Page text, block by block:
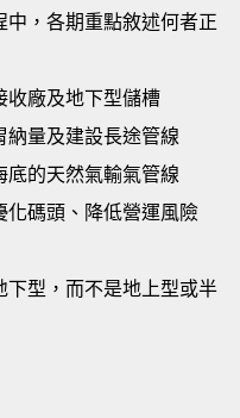
中，各期重點敘述何者正
收廠及地下型儲槽
納量及建設長途管線
底的天然氣輸氣管線
化碼頭、降低營運風險
下型，而不是地上型或半